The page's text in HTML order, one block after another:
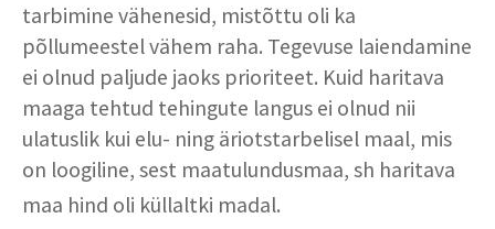
tarbimine vähenesid, mistõttu oli ka
põllumeestel vähem raha. Tegevuse laiendamine
ei olnud paljude jaoks prioriteet. Kuid haritava
maaga tehtud tehingute langus ei olnud nii
ulatuslik kui elu- ning äriotstarbelisel maal, mis
on loogiline, sest maatulundusmaa, sh haritava
maa hind oli küllaltki madal.